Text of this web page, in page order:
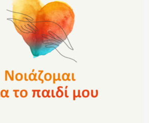
σημάδια
διαταραχών στο παιδί/
πώς μπορώ να
με εποικοδομητικό τρόπο